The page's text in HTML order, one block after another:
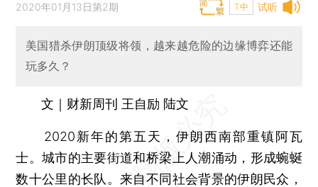
试听
2020年01月13日第2期 T中
美国猎杀伊朗顶级将领，越来越危险的边缘博弈还能
玩多久？
文｜财新周刊 王自励 陆文
2020新年的第五天，伊朗西南部重镇阿瓦
士。城市的主要街道和桥梁上人潮涌动，形成蜿蜒
数十公里的长队。来自不同社会背景的伊朗民众，